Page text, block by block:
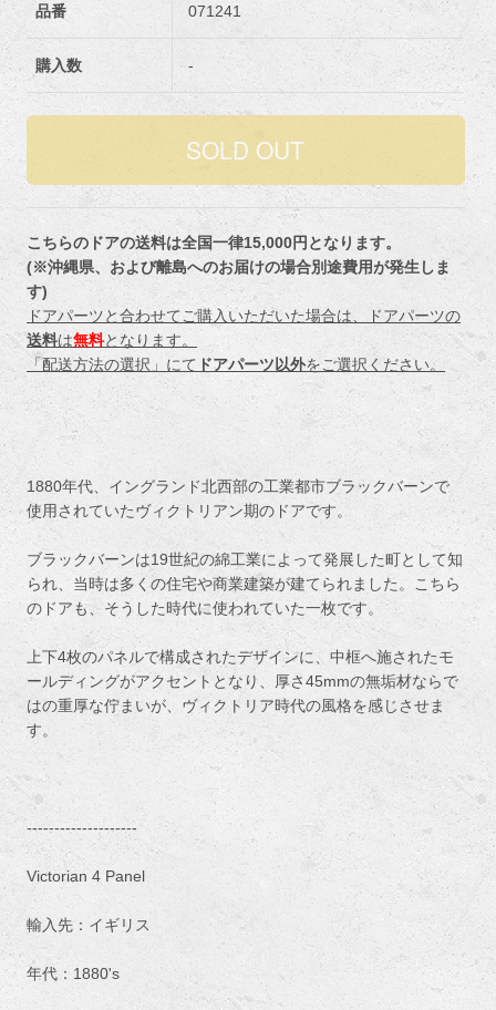
品番 071241
購入数 -
こちらのドアの送料は全国一律15,000円となります。
(※沖縄県、および離島へのお届けの場合別途費用が発生しま
す)
ドアパーツと合わせてご購入いただいた場合は、ドアパーツの
送料は無料となります。
「配送方法の選択」にて ドアパーツ以外をご選択ください。
1880年代、イングランド北西部の工業都市ブラックバーンで
使用されていたヴィクトリアン期のドアです。
ブラックバーンは19世紀の綿工業によって発展した町として知
られ、当時は多くの住宅や商業建築が建てられました。こちら
のドアも、そうした時代に使われていた一枚です。
上下4枚のパネルで構成されたデザインに、中框へ施されたモ
ールディングがアクセントとなり、厚さ45mmの無垢材ならで
はの重厚な佇まいが、ヴィクトリア時代の風格を感じさせま
す。
--------------------
Victorian 4 Panel
輸入先：イギリス
年代：1880's